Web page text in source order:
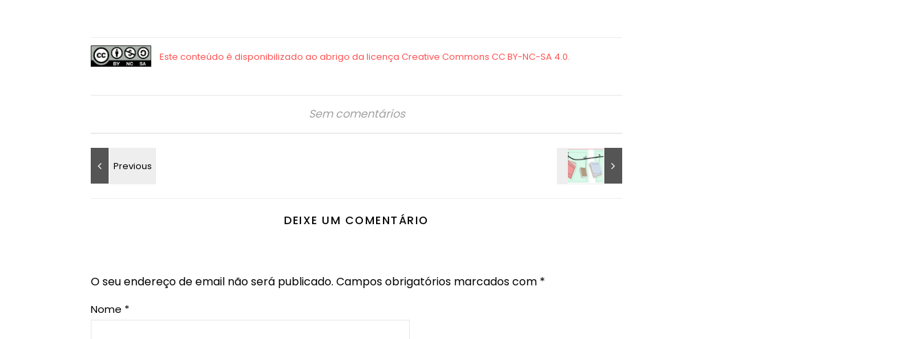
Sem comentários
DEIXE UM COMENTÁRIO
O seu endereço de email não será publicado. Campos obrigatórios marcados com *
Nome *